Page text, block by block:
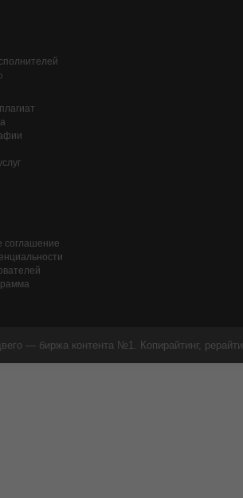
соглашение
— биржа контента №1. Копирайтинг,